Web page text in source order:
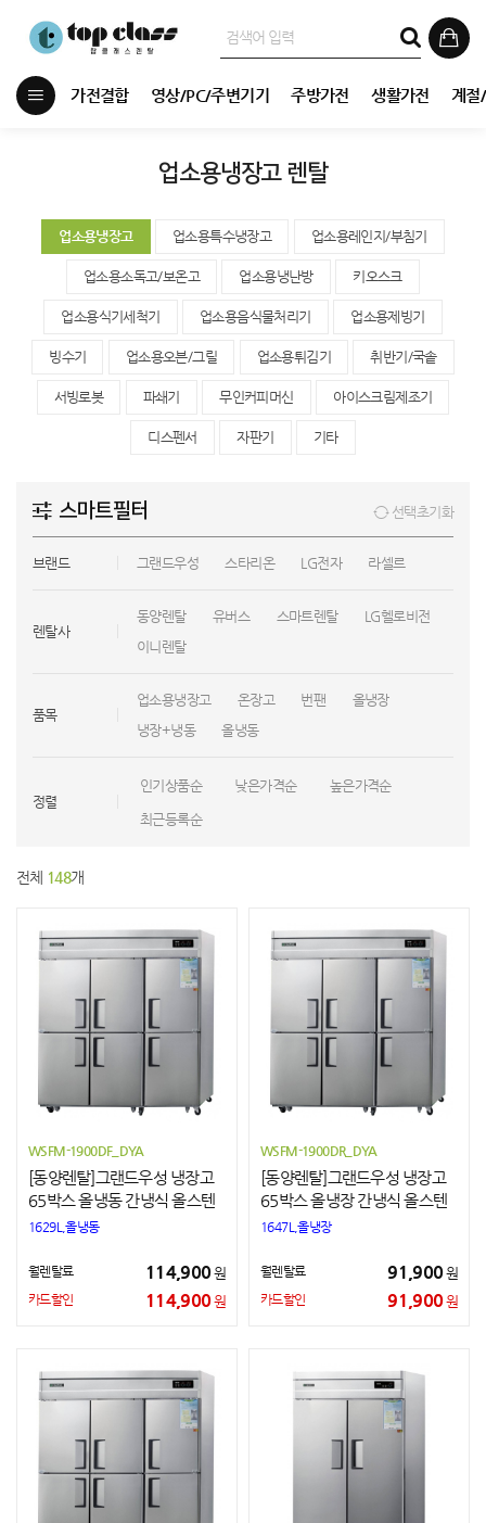
가전결합 영상/PC/주변기기 주방가전 생활가전 계절
업소용냉장고 렌탈
업소용냉장고 업소용특수냉장고 업소용레인지/부침기
업소용소독고/보온고 업소용냉난방 키오스크
업소용식기세척기 업소용음식물처리기 업소용제빙기
빙수기 업소용오븐/그릴 업소용튀김기 취반기/국솥
서빙로봇 파쇄기 무인커피머신 아이스크림제조기
디스펜서 자판기 기타
스마트필터 선택초기화
브랜드 그랜드우성 스타리온 LG전자 라셀르
렌탈사
동양렌탈 유버스 스마트렌탈
LG헬로비전
이니렌탈
품목
업소용냉장고 온장고 번팬
올냉장
냉장+냉동
올냉동
정렬
인기상품순 낮은가격순 높은가격순
최근등록순
전체 148개
WSFM-1900DF_DYA
[동양렌탈]그랜드우성 냉장고
65박스 올냉동 간냉식 올스텐
1629L,올냉동
월렌탈료 114,900원
카드할인 114,900원
WSFM-1900DR_DYA
[동양렌탈]그랜드우성 냉장고
65박스 올냉장 간냉식 올스텐
1647L,올냉장
월렌탈료 91,900원
카드할인 91,900원